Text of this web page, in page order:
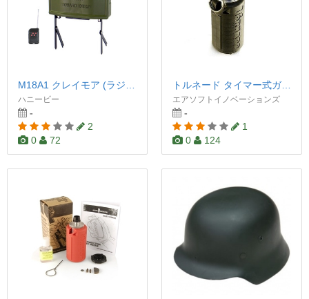
M18A1 クレイモア (ラジオコントロール)
ハニービー
-
2
0
72
トルネード タイマー式ガスグレネード
エアソフトイノベーションズ
-
1
0
124